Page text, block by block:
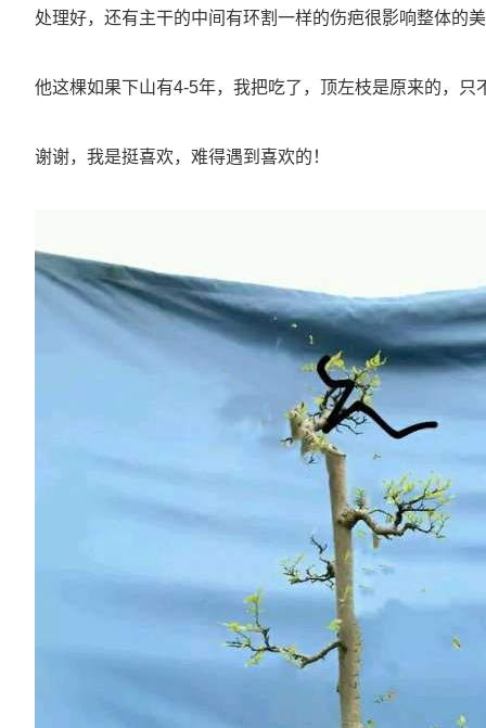
处理好，还有主干的中间有环割一样的伤疤很影响整体的
他这棵如果下山有4-5年，我把吃了，顶左枝是原来的，
谢谢，我是挺喜欢，难得遇到喜欢的！